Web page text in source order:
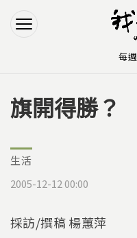
Jump
您在這裡
旗開得勝？
生活
2005-12-12 00:00
採訪/撰稿 楊蕙萍
每